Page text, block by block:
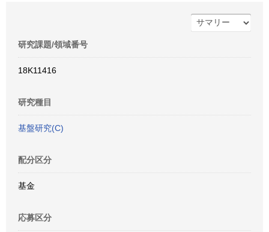
研究課題/領域番号
18K11416
研究種目
基盤研究(C)
配分区分
基金
応募区分